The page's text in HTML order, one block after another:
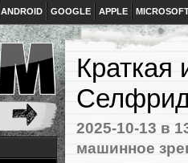
ANDROID GOOGLE APPLE
Краткая
2025-10-13 в
машинное